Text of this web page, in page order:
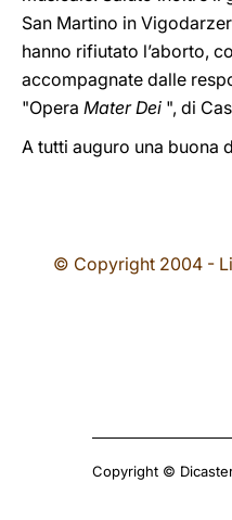
San Martino in
hanno rifiutato l’aborto,
accompagnate dalle
"Opera Mater Dei ", di
A tutti auguro una buona
© Copyright 2004 -
Copyright ©